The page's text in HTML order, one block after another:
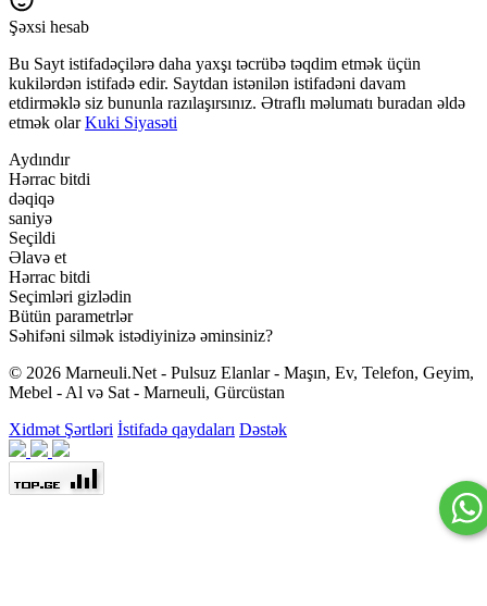
Şəxsi hesab
Bu Sayt istifadəçilərə daha yaxşı təcrübə təqdim etmək üçün
kukilərdən istifadə edir. Saytdan istənilən istifadəni davam
etdirməklə siz bununla razılaşırsınız. Ətraflı məlumatı buradan əldə
etmək olarKuki Siyasəti
Aydındır
Hərrac bitdi
dəqiqə
saniyə
Seçildi
Əlavə et
Hərrac bitdi
Seçimləri gizlədin
Bütün parametrlər
Səhifəni silmək istədiyinizə əminsiniz?
© 2026 Marneuli.Net - Pulsuz Elanlar - Maşın, Ev, Telefon, Geyim,
Mebel - Al və Sat - Marneuli, Gürcüstan
Xidmət Şərtləri İstifadə qaydaları Dəstək